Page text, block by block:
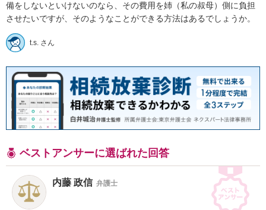
備をしないといけないのなら、その費用を姉（私の叔母）側に負担
させたいですが、そのようなことができる方法はあるでしょうか。
t.s. さん
ベストアンサーに選ばれた回答
内藤 政信 弁護士